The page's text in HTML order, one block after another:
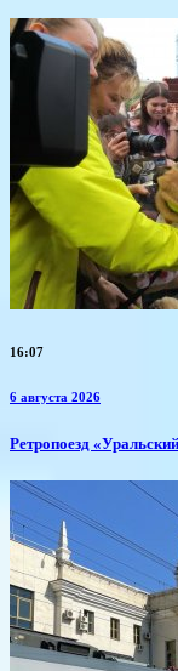
16:07
6 августа 2026
​Ретропоезд